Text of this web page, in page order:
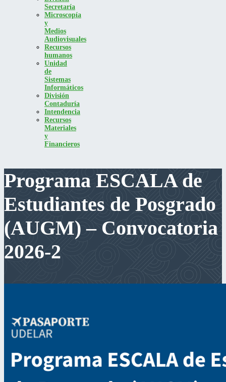
Secretaría
Microscopía
y
Medios
Audiovisuales
Recursos
humanos
Unidad
de
Sistemas
Informáticos
División
Contaduría
Intendencia
Recursos
Materiales
y
Financieros
Programa ESCALA de
Estudiantes de Posgrado
(AUGM) – Convocatoria
2026-2